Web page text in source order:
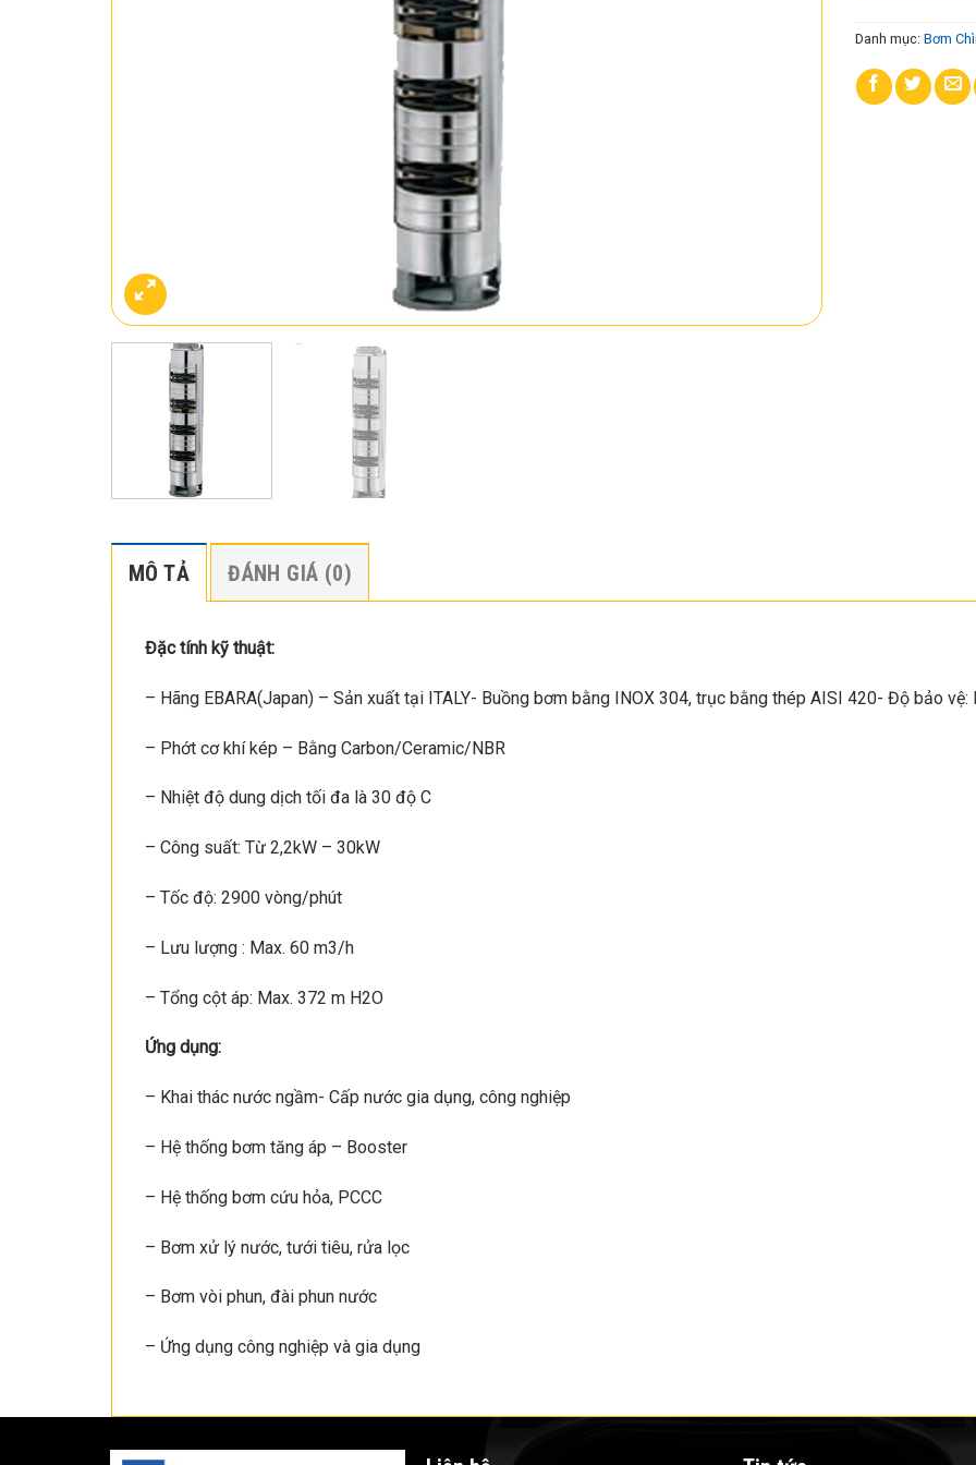
Danh mục: Bơm
MÔ TẢ ĐÁNH GIÁ (0)
Đặc tính kỹ thuật:
– Hãng EBARA(Japan) – Sản xuất tại ITALY- Buồng bơm bằng INOX 304, trục bằng thép AISI 420- Độ bảo vệ:
– Phớt cơ khí kép – Bằng Carbon/Ceramic/NBR
– Nhiệt độ dung dịch tối đa là 30 độ C
– Công suất: Từ 2,2kW – 30kW
– Tốc độ: 2900 vòng/phút
– Lưu lượng : Max. 60 m3/h
– Tổng cột áp: Max. 372 m H2O
Ứng dụng:
– Khai thác nước ngầm- Cấp nước gia dụng, công nghiệp
– Hệ thống bơm tăng áp – Booster
– Hệ thống bơm cứu hỏa, PCCC
– Bơm xử lý nước, tưới tiêu, rửa lọc
– Bơm vòi phun, đài phun nước
– Ứng dụng công nghiệp và gia dụng